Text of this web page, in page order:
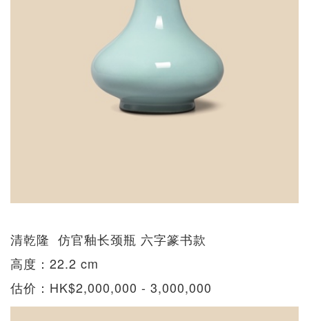
清乾隆 仿官釉长颈瓶 六字篆书款
高度：22.2 cm
估价：HK$2,000,000 - 3,000,000